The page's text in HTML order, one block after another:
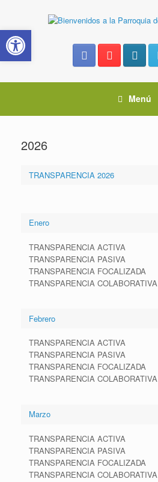
contenido
Menú
2026
TRANSPARENCIA 2026
Enero
TRANSPARENCIA ACTIVA
TRANSPARENCIA PASIVA
TRANSPARENCIA FOCALIZADA
TRANSPARENCIA COLABORATIVA
Febrero
TRANSPARENCIA ACTIVA
TRANSPARENCIA PASIVA
TRANSPARENCIA FOCALIZADA
TRANSPARENCIA COLABORATIVA
Marzo
TRANSPARENCIA ACTIVA
TRANSPARENCIA PASIVA
TRANSPARENCIA FOCALIZADA
TRANSPARENCIA COLABORATIVA
Abrir barra de herramientas